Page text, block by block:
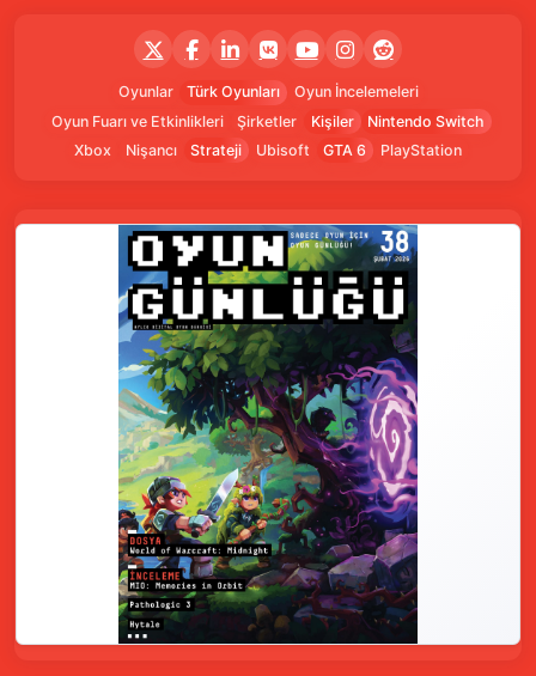
Oyunlar Türk Oyunları
Oyun İncelemeleri
Oyun Fuarı ve Etkinlikleri
Şirketler Kişiler
Nintendo Switch
Xbox
Nişancı Strateji Ubisoft GTA 6 PlayStation